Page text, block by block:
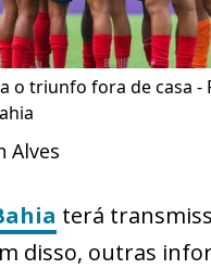
o triunfo fora de casa -
Alves
terá
disso, outras